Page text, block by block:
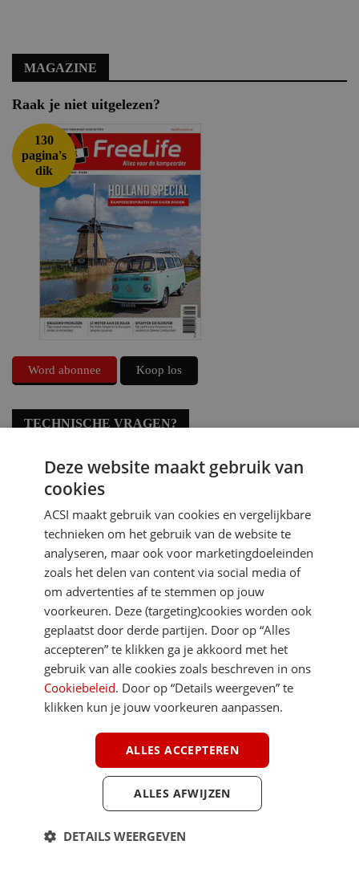
MAGAZINE
Raak je niet uitgelezen?
130
pagina's
dik
Word abonnee Koop los
TECHNISCHE VRAGEN?
Deze website maakt gebruik van
cookies
ACSI maakt gebruik van cookies en vergelijkbare
technieken om het gebruik van de website te
analyseren, maar ook voor marketingdoeleinden
zoals het delen van content via social media of
om advertenties af te stemmen op jouw
voorkeuren. Deze (targeting)cookies worden ook
geplaatst door derde partijen. Door op “Alles
accepteren” te klikken ga je akkoord met het
gebruik van alle cookies zoals beschreven in ons
Cookiebeleid. Door op “Details weergeven” te
klikken kun je jouw voorkeuren aanpassen.
ALLES ACCEPTEREN
ALLES AFWIJZEN
DETAILS WEERGEVEN